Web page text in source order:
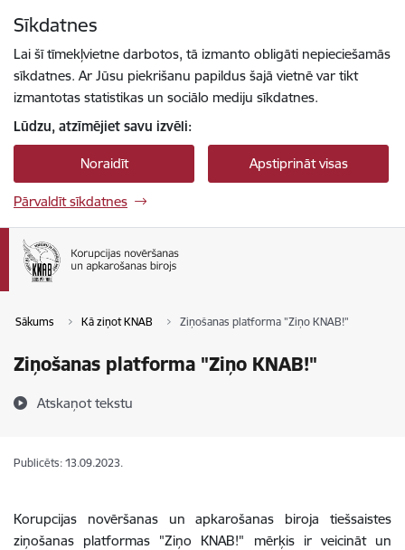
Sīkdatnes
Lai šī tīmekļvietne darbotos, tā izmanto obligāti nepieciešamās
sīkdatnes. Ar Jūsu piekrišanu papildus šajā vietnē var tikt
izmantotas statistikas un sociālo mediju sīkdatnes.
Lūdzu, atzīmējiet savu izvēli:
Noraidīt Apstiprināt visas
Pārvaldīt sīkdatnes
Sākums Kā ziņot KNAB Ziņošanas platforma "Ziņo KNAB!"
Ziņošanas platforma "Ziņo KNAB!"
Atskaņot tekstu
Publicēts: 13.09.2023.
Korupcijas novēršanas un apkarošanas biroja tiešsaistes
ziņošanas platformas "Ziņo KNAB!" mērķis ir veicināt un